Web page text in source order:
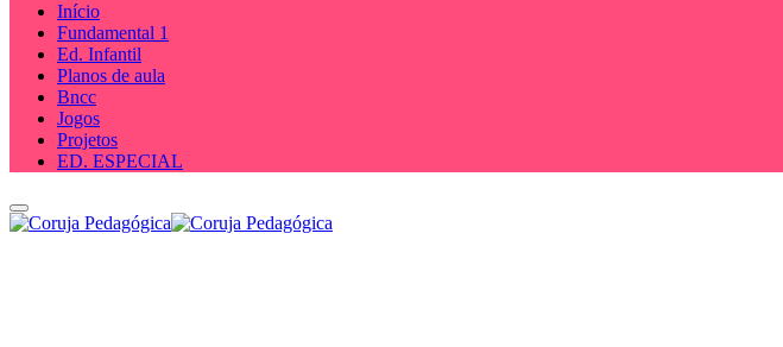
Início
Fundamental 1
Ed. Infantil
Planos de aula
Bncc
Jogos
Projetos
ED. ESPECIAL